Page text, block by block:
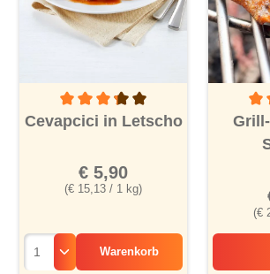
Durchschnittliche Bewertung von 3.2
Cevapcici in Letscho
(€ 15,13 / 1 kg)
€ 5,90
Warenkorb
(€